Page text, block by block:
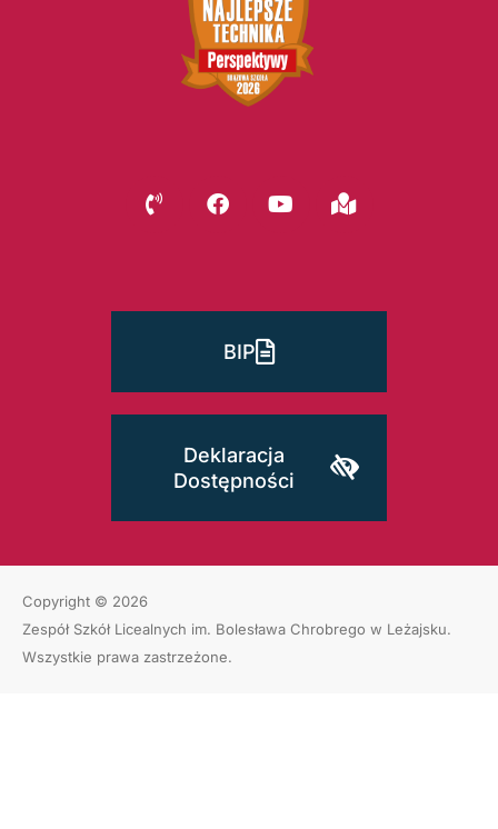
BIP
Deklaracja
Dostępności
Copyright © 2026
Zespół Szkół Licealnych im. Bolesława Chrobrego w Leżajsku.
Wszystkie prawa zastrzeżone.